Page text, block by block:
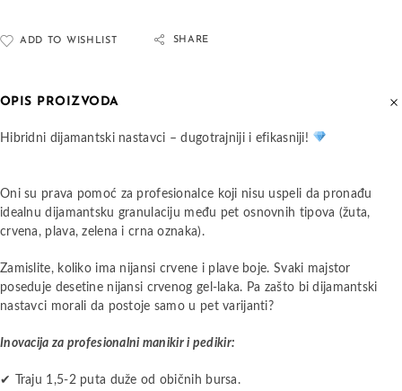
ADD TO WISHLIST SHARE
OPIS PROIZVODA
Hibridni dijamantski nastavci – dugotrajniji i efikasniji!
Oni su prava pomoć za profesionalce koji nisu uspeli da pronađu
idealnu dijamantsku granulaciju među pet osnovnih tipova (žuta,
crvena, plava, zelena i crna oznaka).
Zamislite, koliko ima nijansi crvene i plave boje. Svaki majstor
poseduje desetine nijansi crvenog gel-laka. Pa zašto bi dijamantski
nastavci morali da postoje samo u pet varijanti?
Inovacija za profesionalni manikir i pedikir:
✔ Traju 1,5-2 puta duže od običnih bursa.